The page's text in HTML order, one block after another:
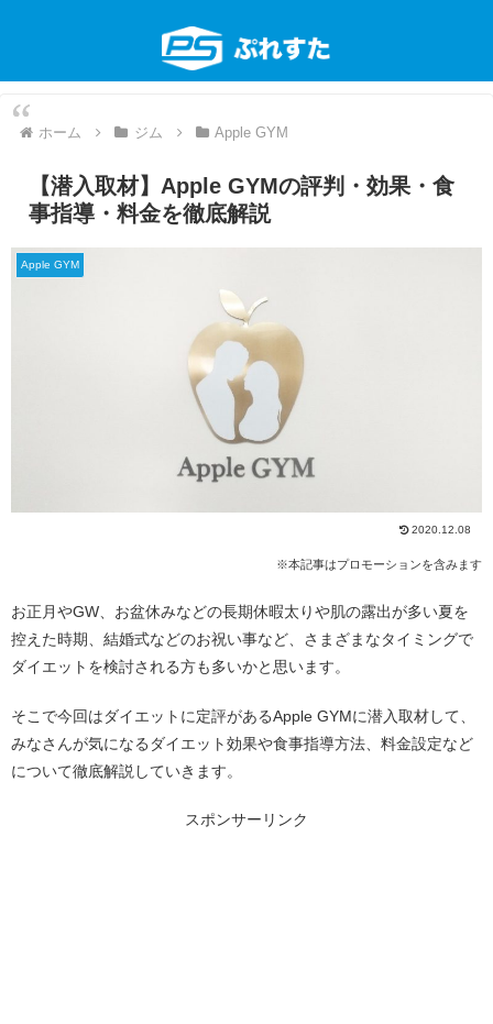
ホーム ジム Apple GYM
【潜入取材】Apple GYMの評判・効果・食
事指導・料金を徹底解説
Apple GYM
2020.12.08
※本記事はプロモーションを含みます
お正月やGW、お盆休みなどの長期休暇太りや肌の露出が多い夏を
控えた時期、結婚式などのお祝い事など、さまざまなタイミングで
ダイエットを検討される方も多いかと思います。
そこで今回はダイエットに定評があるApple GYMに潜入取材して、
みなさんが気になるダイエット効果や食事指導方法、料金設定など
について徹底解説していきます。
スポンサーリンク